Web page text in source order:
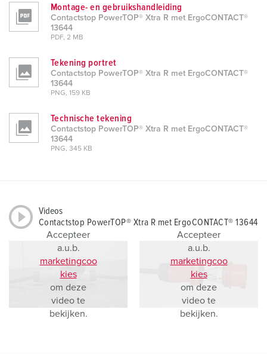
Montage- en gebruikshandleiding
Contactstop PowerTOP® Xtra R met ErgoCONTACT®
13644
PDF, 2 MB
Tekening portret
Contactstop PowerTOP® Xtra R met ErgoCONTACT®
13644
PNG, 159 KB
Technische tekening
Contactstop PowerTOP® Xtra R met ErgoCONTACT®
13644
PNG, 345 KB
Videos
Contactstop PowerTOP® Xtra R met ErgoCONTACT® 13644
Accepteer
a.u.b.
marketingcoo
kies
om deze
video te
bekijken.
Accepteer
a.u.b.
marketingcoo
kies
om deze
video te
bekijken.